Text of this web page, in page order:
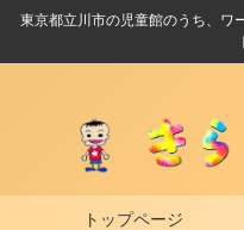
東京都立川市の児童館のうち、ワ
トップページ